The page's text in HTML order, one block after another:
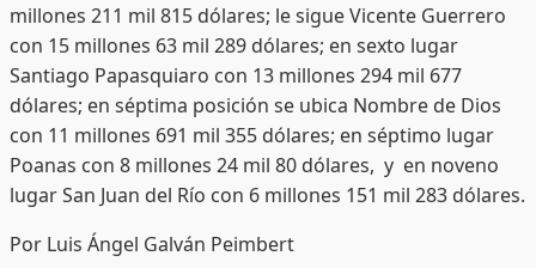
millones 211 mil 815 dólares; le sigue Vicente Guerrero
con 15 millones 63 mil 289 dólares; en sexto lugar
Santiago Papasquiaro con 13 millones 294 mil 677
dólares; en séptima posición se ubica Nombre de Dios
con 11 millones 691 mil 355 dólares; en séptimo lugar
Poanas con 8 millones 24 mil 80 dólares, y en noveno
lugar San Juan del Río con 6 millones 151 mil 283 dólares.
Por Luis Ángel Galván Peimbert